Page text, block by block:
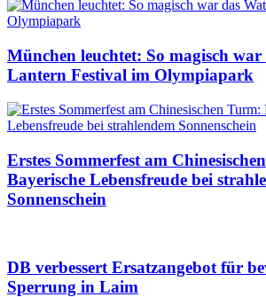
München leuchtet: So magisch war
Lantern Festival im Olympiapark
Erstes Sommerfest am
Bayerische Lebensfreude bei
Sonnenschein
DB verbessert Ersatzangebot für
Sperrung in Laim